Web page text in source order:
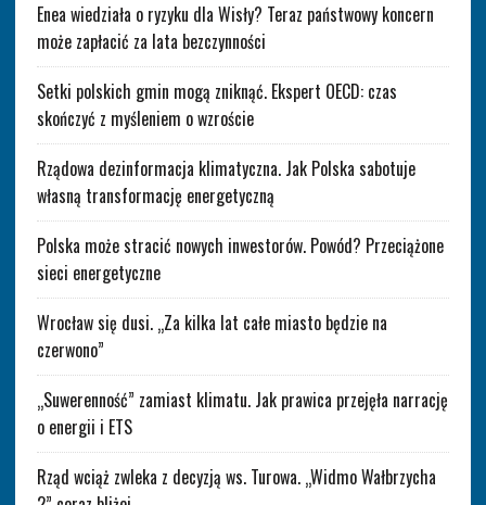
Enea wiedziała o ryzyku dla Wisły? Teraz państwowy koncern
może zapłacić za lata bezczynności
Setki polskich gmin mogą zniknąć. Ekspert OECD: czas
skończyć z myśleniem o wzroście
Rządowa dezinformacja klimatyczna. Jak Polska sabotuje
własną transformację energetyczną
Polska może stracić nowych inwestorów. Powód? Przeciążone
sieci energetyczne
Wrocław się dusi. „Za kilka lat całe miasto będzie na
czerwono”
„Suwerenność” zamiast klimatu. Jak prawica przejęła narrację
o energii i ETS
Rząd wciąż zwleka z decyzją ws. Turowa. „Widmo Wałbrzycha